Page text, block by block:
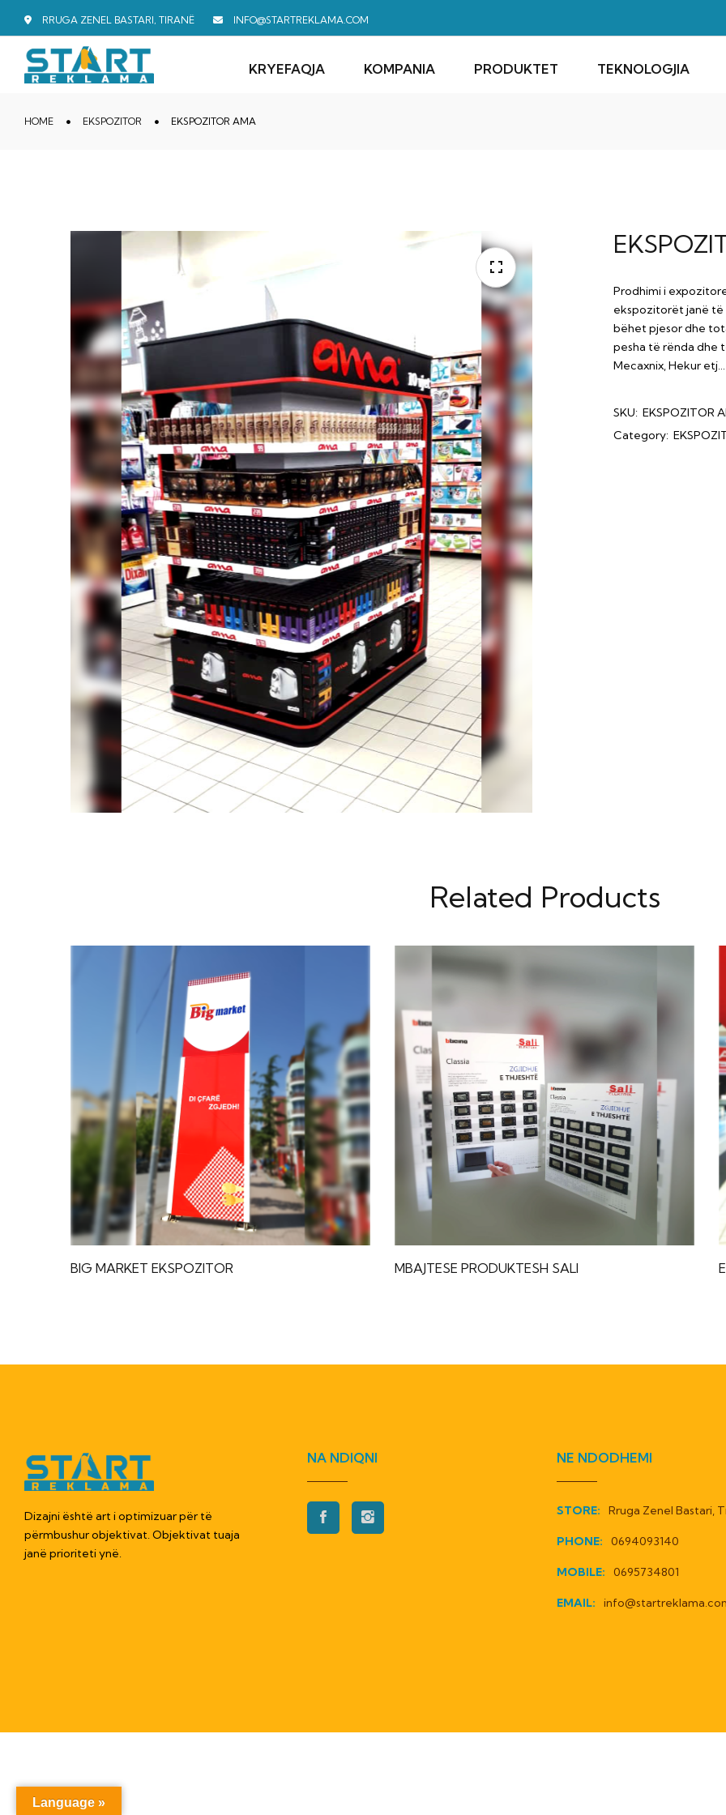
RRUGA ZENEL BASTARI, TIRANË INFO@STARTREKLAMA.COM
KRYEFAQJA KOMPANIA PRODUKTET TEKNOLOGJIA
HOME EKSPOZITOR EKSPOZITOR AMA
Prodhimi i
ekspozitorët janë të
bëhet pjesor dhe
pesha të rënda dhe
Mecaxnix, Hekur etj…
SKU: EKSPOZITOR
Category:
Related Products
BIG MARKET EKSPOZITOR MBAJTESE PRODUKTESH SALI
Language »
Dizajni është art i optimizuar për të
përmbushur objektivat. Objektivat tuaja
janë prioriteti ynë.
NA NDIQNI NE NDODHEMI
STORE: Rruga Zenel Bastari,
PHONE: 0694093140
MOBILE: 0695734801
EMAIL: